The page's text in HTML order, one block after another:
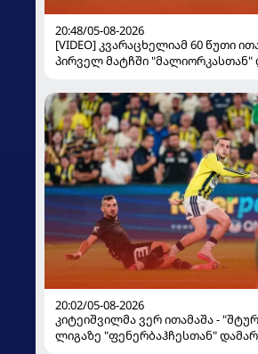
20:48/05-08-2026
[VIDEO] კვარაცხელიამ 60 წუთი
პირველ მატჩში "მალიორკასთან"
20:02/05-08-2026
კიტეიშვილმა ვერ ითამაშა -
ლიგაზე "ფენერბაჰჩესთან"